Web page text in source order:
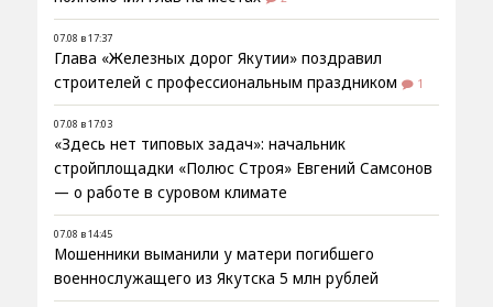
07.08 в 17:37
Глава «Железных дорог Якутии» поздравил
строителей с профессиональным праздником
1
07.08 в 17:03
«Здесь нет типовых задач»: начальник
стройплощадки «Полюс Строя» Евгений Самсонов
— о работе в суровом климате
07.08 в 14:45
Мошенники выманили у матери погибшего
военнослужащего из Якутска 5 млн рублей